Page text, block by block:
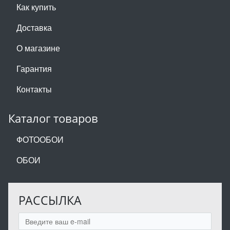
Как купить
Доставка
О магазине
Гарантия
Контакты
Каталог товаров
ФОТООБОИ
ОБОИ
РАССЫЛКА